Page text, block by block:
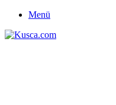
Menü